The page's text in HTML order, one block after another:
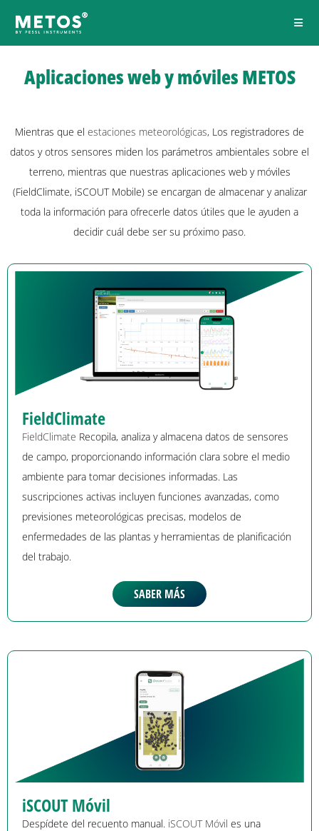
Aplicaciones web y móviles METOS
Mientras que el estaciones meteorológicas, Los registradores de
datos y otros sensores miden los parámetros ambientales sobre el
terreno, mientras que nuestras aplicaciones web y móviles
(FieldClimate, iSCOUT Mobile) se encargan de almacenar y analizar
toda la información para ofrecerle datos útiles que le ayuden a
decidir cuál debe ser su próximo paso.
FieldClimate
FieldClimate Recopila, analiza y almacena datos de sensores
de campo, proporcionando información clara sobre el medio
ambiente para tomar decisiones informadas. Las
suscripciones activas incluyen funciones avanzadas, como
previsiones meteorológicas precisas, modelos de
enfermedades de las plantas y herramientas de planificación
del trabajo.
SABER MÁS
iSCOUT Móvil
Despídete del recuento manual. iSCOUT Móvil es una